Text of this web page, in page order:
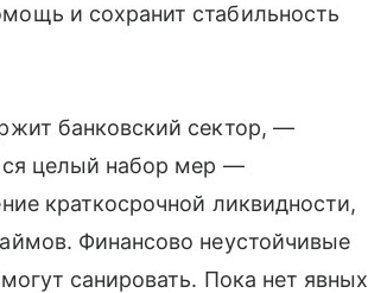
и сохранит стабильность
банковский сектор, —
целый набор мер —
краткосрочной ликвидности,
Финансово неустойчивые
санировать. Пока нет явных